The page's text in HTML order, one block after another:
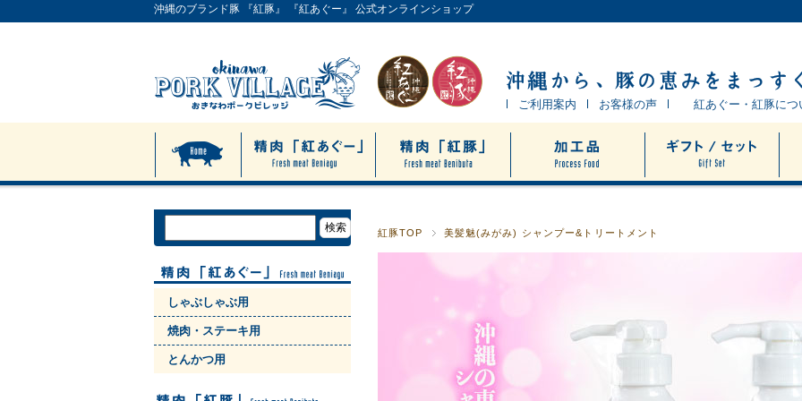
沖縄のブランド豚 『紅豚』 『紅あぐー』 公式オンラインショップ
ご利用案内 お客様の声 紅あぐー・紅豚につ
紅豚TOP 美髪魅(みがみ) シャンプー&トリートメント
しゃぶしゃぶ用
焼肉・ステーキ用
とんかつ用